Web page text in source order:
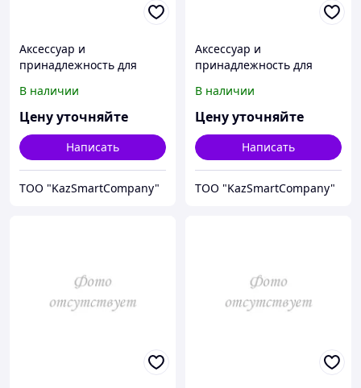
Аксессуар и
принадлежность для
калибровки Fluke
Calibration 3107-2437
В наличии
Цену уточняйте
Написать
ТОО "KazSmartCompany"
Аксессуар и
принадлежность для
калибровки Fluke
Calibration 3107-2500
В наличии
Цену уточняйте
Написать
ТОО "KazSmartCompany"